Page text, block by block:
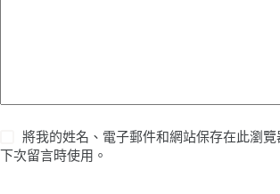
將我的姓名、電子郵件和網站保存在此瀏覽
下次留言時使用。